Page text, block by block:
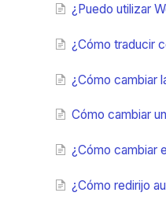
¿Puedo utilizar
¿Cómo traducir
¿Cómo cambiar
Cómo cambiar
¿Cómo cambiar
¿Cómo redirijo